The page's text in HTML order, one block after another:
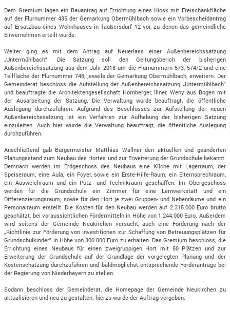
Dem Gremium lagen ein Bauantrag auf Errichtung eines Kiosk mit Freischankfläche
auf der Flurnummer 435 der Gemarkung Obermühlbach sowie ein Vorbescheidantrag
auf Ersatzbau eines Wohnhauses in Taußersdorf 12 vor, zu denen das gemeindliche
Einvernehmen erteilt wurde.
Weiter ging es mit dem Antrag auf Neuerlass einer Außenbereichssatzung
„Untermühlbach". Die Satzung soll den Geltungsberich der bisherigen
Außenbereichssatzung aus dem Jahr 2018 um die Flurnummern 573, 574/2 und eine
Teilfläche der Flurnummer 748, jeweils der Gemarkung Obermühlbach, erweitern. Der
Gemeinderat beschloss die Aufstellung der Außenbereichssatzung „Untermühlbach"
und beauftragte die Architektengesellschaft Hornberger, Illner, Weny aus Bogen mit
der Ausarbeitung der Satzung. Die Verwaltung wurde beauftragt, die öffentliche
Auslegung durchzuführen. Aufgrund des Beschlusses zur Aufstellung der neuen
Außenbereichssatzung ist ein Verfahren zur Aufhebung der bisherigen Satzung
einzuleiten. Auch hier wurde die Verwaltung beauftragt, die öffentilche Auslegung
durchzuführen.
Anschließend gab Bürgermeister Matthias Wallner den aktuellen und geänderten
Planungsstand zum Neubau des Hortes und zur Erweiterung der Grundschule bekannt.
Demnach werden im Erdgeschoss des Neubaus eine Küche mit Lagerraum, der
Speiseraum, eine Aula, ein Foyer, sowie ein Erste-Hilfe-Raum, ein Elternsprechraum,
ein Ausweichraum und ein Putz- und Technikraum geschaffen. Im Obergeschoss
werden für die Grundschule ein Zimmer für eine Lernwerkstatt und ein
Differenzierungsraum, sowie für den Hort je zwei Gruppen- und Nebenräume und ein
Personalraum erstellt. Die Kosten für den Neubau werden auf 2.315.000 Euro brutto
geschätzt, bei voraussichtlichen Fördermitteln in Höhe von 1.244.000 Euro. Außerdem
wird seitens der Gemeinde Neukirchen versucht, auch eine Förderung nach der
„Richtlinie zur Förderung von Investitionen zur Schaffung von Betreuungsplätzen für
Grundschulkinder" in Höhe von 300.000 Euro zu erhalten. Das Gremium beschloss, die
Errichtung eines Neubaus für einen zweigruppigen Hort mit 50 Plätzen und zur
Erweiterung der Grundschule auf der Grundlage der vorgelegten Planung und der
Kostenschätzung durchzuführen und baldmöglichst entsprechende Förderanträge bei
der Regierung von Niederbayern zu stellen.
Sodann beschloss der Gemeinderat, die Homepage der Gemeinde Neukirchen zu
aktualisieren und neu zu gestalten; hierzu wurde der Auftrag vergeben.